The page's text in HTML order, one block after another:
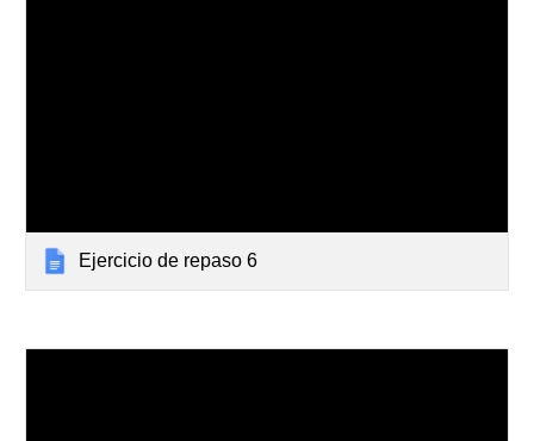
Ejercicio de repaso 6